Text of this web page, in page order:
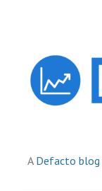
A Defacto blog